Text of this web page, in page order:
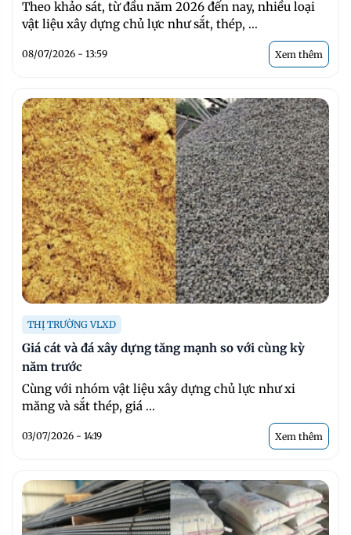
Theo khảo sát, từ đầu năm 2026 đến nay, nhiều loại
vật liệu xây dựng chủ lực như sắt, thép, ...
08/07/2026 - 13:59 Xem thêm
THỊ TRƯỜNG VLXD
Giá cát và đá xây dựng tăng mạnh so với cùng kỳ
năm trước
Cùng với nhóm vật liệu xây dựng chủ lực như xi
măng và sắt thép, giá ...
03/07/2026 - 14:19 Xem thêm